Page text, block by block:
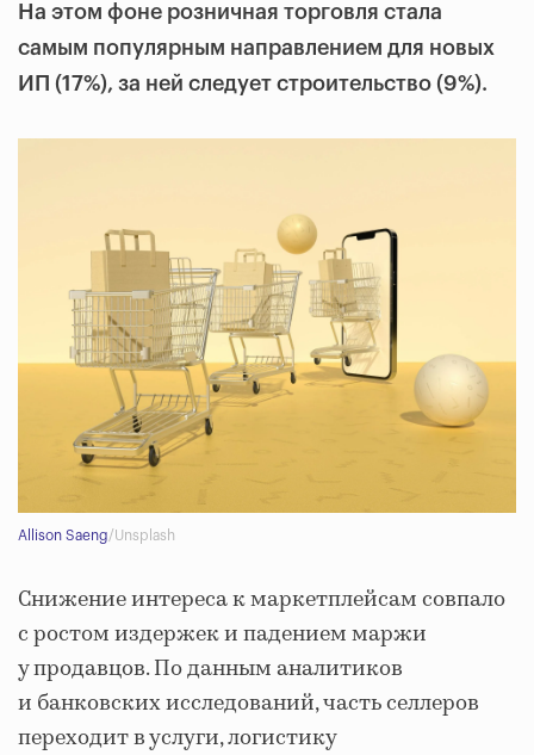
На этом фоне розничная торговля стала
самым популярным направлением для новых
ИП (17%), за ней следует строительство (9%).
Allison Saeng/Unsplash
Снижение интереса к маркетплейсам совпало
с ростом издержек и падением маржи
у продавцов. По данным аналитиков
и банковских исследований, часть селлеров
переходит в услуги, логистику